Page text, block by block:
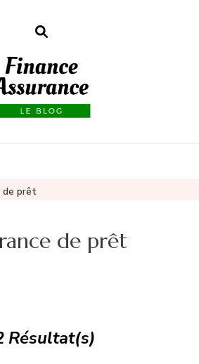
de prêt
de prêt
Résultat(s)